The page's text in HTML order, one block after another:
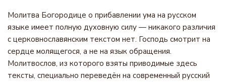
Молитва Богородице о прибавлении ума на русском
языке имеет полную духовную силу — никакого различия
с церковнославянским текстом нет. Господь смотрит на
сердце молящегося, а не на язык обращения.
Молитвослов, из которого взяты приводимые здесь
тексты, специально переведён на современный русский